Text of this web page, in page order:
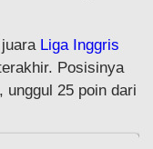
Liga Inggris
Posisinya
unggul 25 poin dari